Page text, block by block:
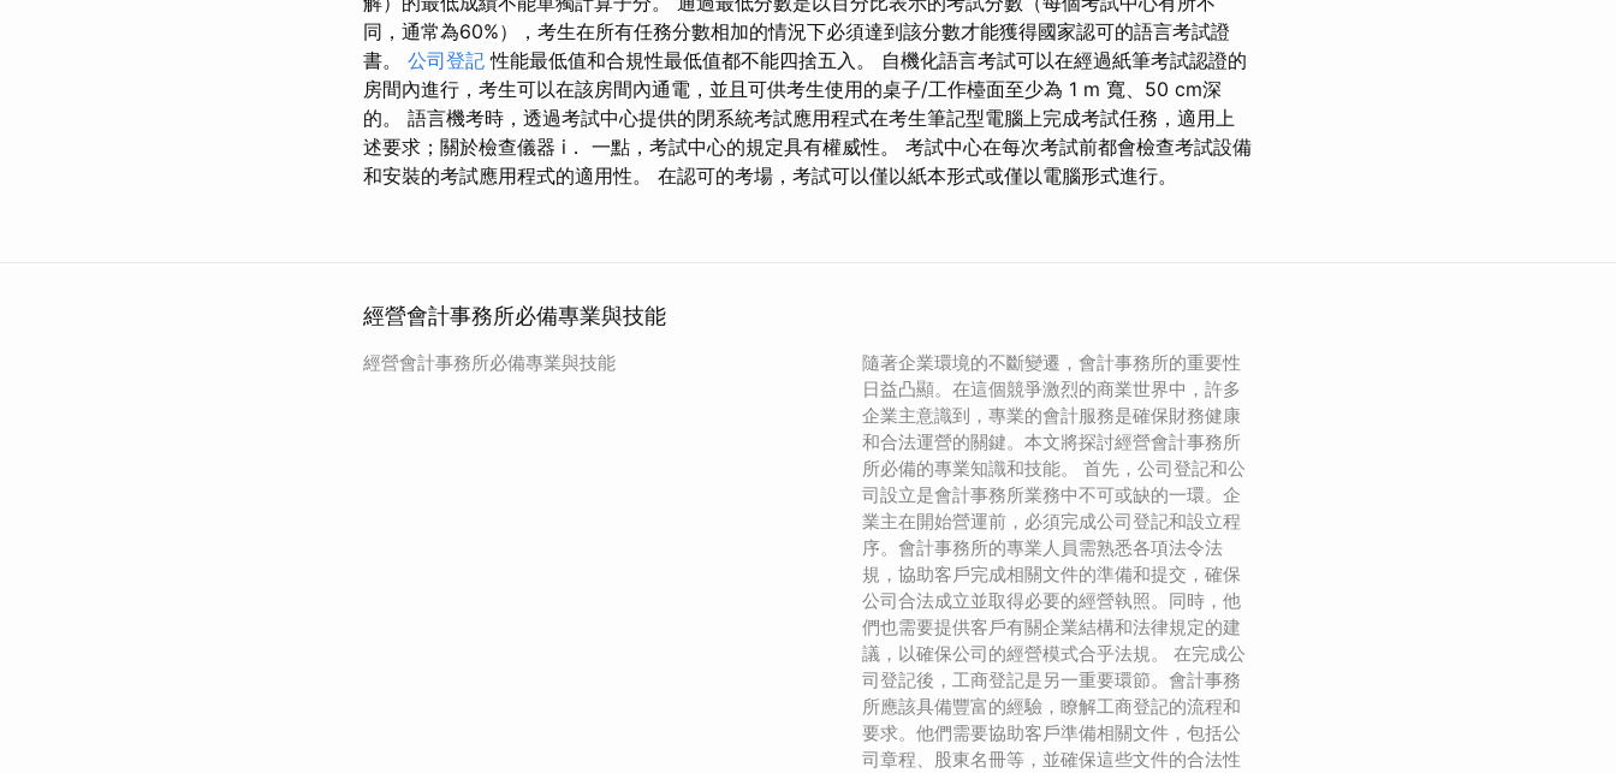
同，通常為60%），考生在所有任務分數相加的情況下必須達到該分數才能獲得國家認可的語言考試證
書。 公司登記 性能最低值和合規性最低值都不能四捨五入。 自機化語言考試可以在經過紙筆考試認證的
房間內進行，考生可以在該房間內通電，並且可供考生使用的桌子/工作檯面至少為 1 m 寬、50 cm深
的。 語言機考時，透過考試中心提供的閉系統考試應用程式在考生筆記型電腦上完成考試任務，適用上
述要求；關於檢查儀器 i． 一點，考試中心的規定具有權威性。 考試中心在每次考試前都會檢查考試設備
和安裝的考試應用程式的適用性。 在認可的考場，考試可以僅以紙本形式或僅以電腦形式進行。
經營會計事務所必備專業與技能
經營會計事務所必備專業與技能
隨著企業環境的不斷變遷，會計事務所的重要性
日益凸顯。在這個競爭激烈的商業世界中，許多
企業主意識到，專業的會計服務是確保財務健康
和合法運營的關鍵。本文將探討經營會計事務所
所必備的專業知識和技能。 首先，公司登記和公
司設立是會計事務所業務中不可或缺的一環。企
業主在開始營運前，必須完成公司登記和設立程
序。會計事務所的專業人員需熟悉各項法令法
規，協助客戶完成相關文件的準備和提交，確保
公司合法成立並取得必要的經營執照。同時，他
們也需要提供客戶有關企業結構和法律規定的建
議，以確保公司的經營模式合乎法規。 在完成公
司登記後，工商登記是另一重要環節。會計事務
所應該具備豐富的經驗，瞭解工商登記的流程和
要求。他們需要協助客戶準備相關文件，包括公
司章程、股東名冊等，並確保這些文件的合法性